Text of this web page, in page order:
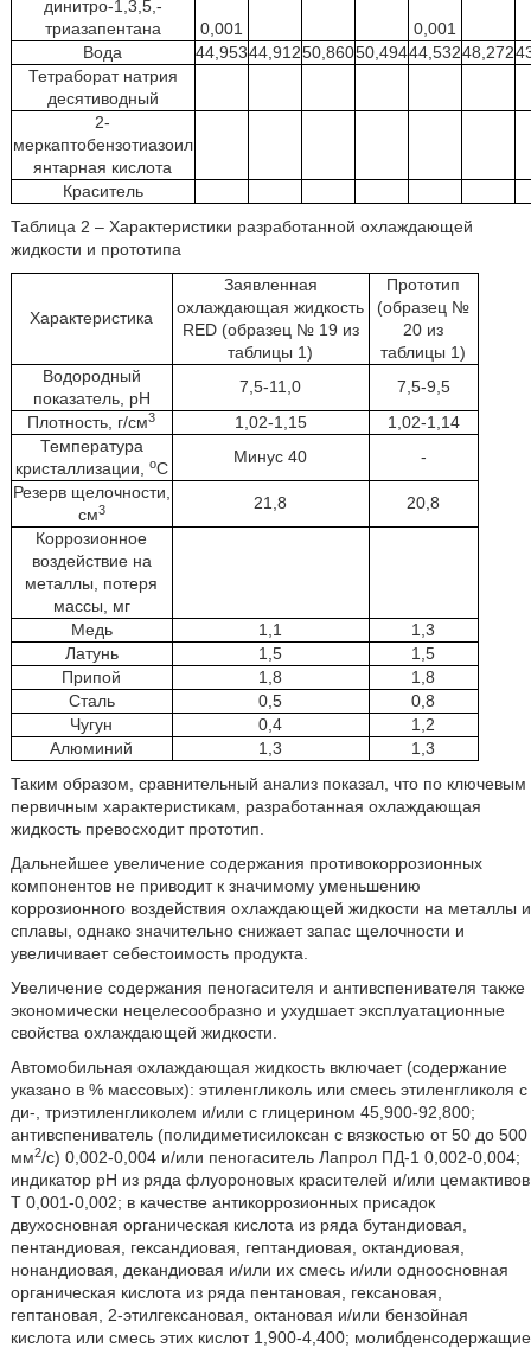
динитро-1,3,5,-
триазапентана
0,001
0,001
Вода
44,95344,91250,86050,49444,53248,272
Тетраборат натрия
десятиводный
2-
меркаптобензотиазоил
янтарная кислота
Краситель
Таблица 2 – Характеристики разработанной охлаждающей
жидкости и прототипа
Характеристика
Заявленная
охлаждающая жидкость
RED (образец № 19 из
таблицы 1)
Прототип
(образец №
20 из
таблицы 1)
Водородный
показатель, рН
7,5-11,0
7,5-9,5
Плотность, г/см3 1,02-1,15
1,02-1,14
Температура
кристаллизации,
оС
Минус 40
-
Резерв щелочности,
см3 21,8
20,8
Коррозионное
воздействие на
металлы, потеря
массы, мг
Медь
1,1
1,3
Латунь
1,5
1,5
Припой
1,8
1,8
Сталь
0,5
0,8
Чугун
0,4
1,2
Алюминий
1,3
1,3
Таким образом, сравнительный анализ показал, что по ключевым
первичным характеристикам, разработанная охлаждающая
жидкость превосходит прототип.
Дальнейшее увеличение содержания противокоррозионных
компонентов не приводит к значимому уменьшению
коррозионного воздействия охлаждающей жидкости на металлы и
сплавы, однако значительно снижает запас щелочности и
увеличивает себестоимость продукта.
Увеличение содержания пеногасителя и антивспенивателя также
экономически нецелесообразно и ухудшает эксплуатационные
свойства охлаждающей жидкости.
Автомобильная охлаждающая жидкость включает (содержание
указано в % массовых): этиленгликоль или смесь этиленгликоля с
ди-, триэтиленгликолем и/или с глицерином 45,900-92,800;
антивспениватель (полидиметисилоксан с вязкостью от 50 до 500
мм2/с) 0,002-0,004 и/или пеногаситель Лапрол ПД-1 0,002-0,004;
индикатор рН из ряда флуороновых красителей и/или цемактивов
Т 0,001-0,002; в качестве антикоррозионных присадок
двухосновная органическая кислота из ряда бутандиовая,
пентандиовая, гександиовая, гептандиовая, октандиовая,
нонандиовая, декандиовая и/или их смесь и/или одноосновная
органическая кислота из ряда пентановая, гексановая,
гептановая, 2-этилгексановая, октановая и/или бензойная
кислота или смесь этих кислот 1,900-4,400; молибденсодержащие